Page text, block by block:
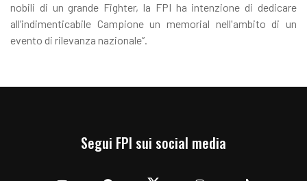
nobili di un grande Fighter, la FPI ha intenzione di dedicare
all’indimenticabile Campione un memorial nell'ambito di un
evento di rilevanza nazionale”.
Segui FPI sui social media